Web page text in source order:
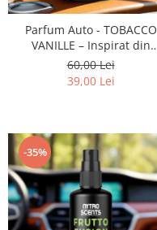
Parfum Auto - TOBACCO
VANILLE – Inspirat din
Tobacco Vanille (Tom Ford)
60,00 Lei
39,00 Lei
-35%